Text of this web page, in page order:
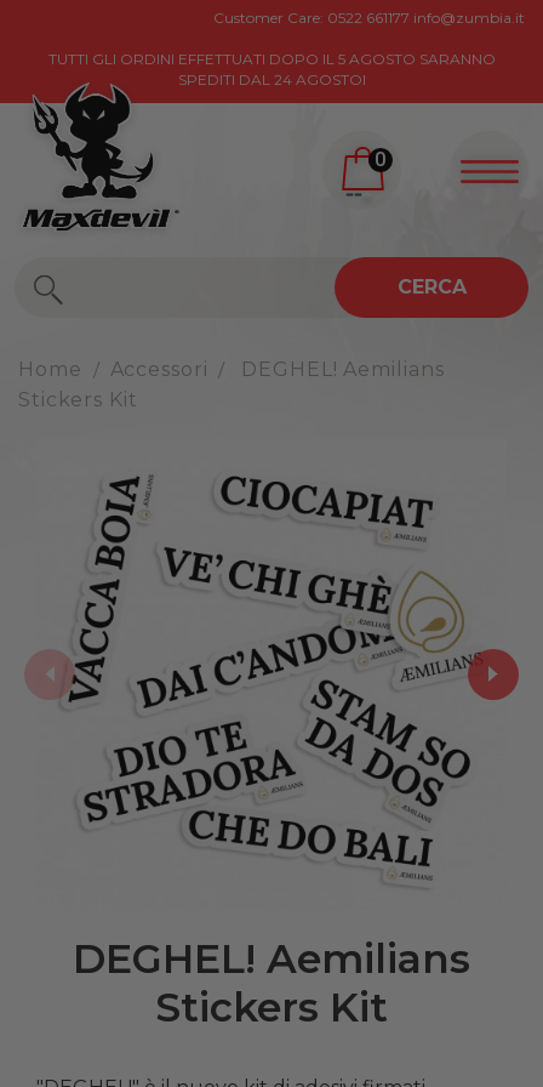
Customer Care: 0522 661177 info@zumbia.it
TUTTI GLI ORDINI EFFETTUATI DOPO IL 5 AGOSTO SARANNO
SPEDITI DAL 24 AGOSTOI
CERCA
0
Home Accessori
DEGHEL! Aemilians
Stickers Kit
DEGHEL! Aemilians
Stickers Kit